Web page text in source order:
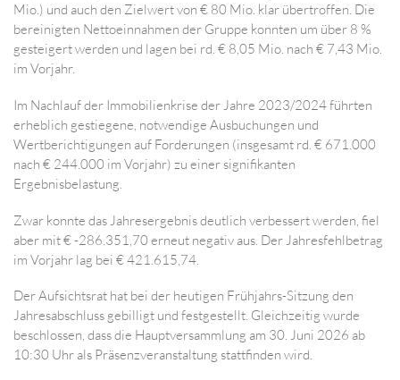
Mio.) und auch den Zielwert von € 80 Mio. klar übertroffen. Die
bereinigten Nettoeinnahmen der Gruppe konnten um über 8 %
gesteigert werden und lagen bei rd. € 8,05 Mio. nach € 7,43 Mio.
im Vorjahr.
Im Nachlauf der Immobilienkrise der Jahre 2023/2024 führten
erheblich gestiegene, notwendige Ausbuchungen und
Wertberichtigungen auf Forderungen (insgesamt rd. € 671.000
nach € 244.000 im Vorjahr) zu einer signifikanten
Ergebnisbelastung.
Zwar konnte das Jahresergebnis deutlich verbessert werden, fiel
aber mit € -286.351,70 erneut negativ aus. Der Jahresfehlbetrag
im Vorjahr lag bei € 421.615,74.
Der Aufsichtsrat hat bei der heutigen Frühjahrs-Sitzung den
Jahresabschluss gebilligt und festgestellt. Gleichzeitig wurde
beschlossen, dass die Hauptversammlung am 30. Juni 2026 ab
10:30 Uhr als Präsenzveranstaltung stattfinden wird.